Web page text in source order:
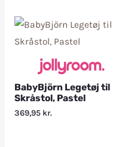
BabyBjörn Legetøj til
Skråstol, Pastel
369,95 kr.